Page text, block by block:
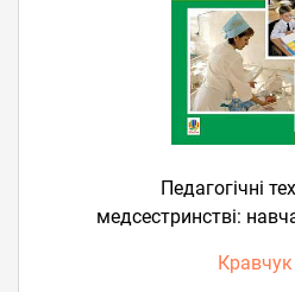
Педагогічні
медсестринстві: